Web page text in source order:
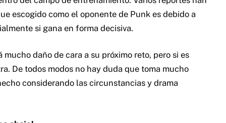
escogido como el oponente de Punk es debido a
si gana en forma decisiva.
daño de cara a su próximo reto, pero si es
De todos modos no hay duda que toma mucho
considerando las circunstancias y drama